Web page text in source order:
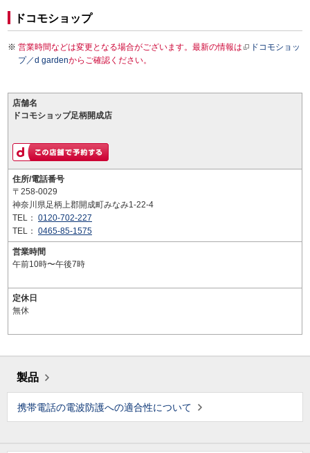
ドコモショップ
営業時間などは変更となる場合がございます。最新の情報は
ドコモショッ
プ／d gardenからご確認ください。
店舗名
ドコモショップ足柄開成店
住所/電話番号
〒258-0029
神奈川県足柄上郡開成町みなみ1-22-4
TEL： 0120-702-227
TEL： 0465-85-1575
営業時間
午前10時〜午後7時
定休日
無休
製品
携帯電話の電波防護への適合性について